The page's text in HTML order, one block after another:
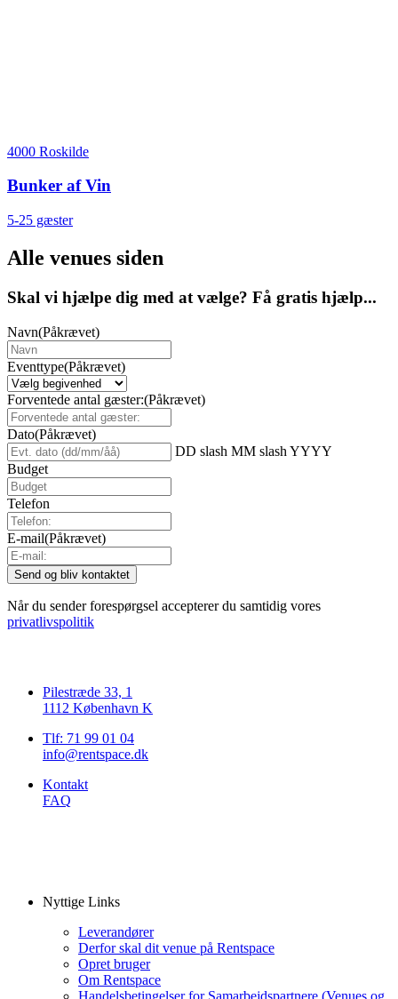
4000 Roskilde
Bunker af Vin
5-25 gæster
Alle venues siden
Skal vi hjælpe dig med at vælge? Få gratis hjælp...
Navn(Påkrævet)
Eventtype(Påkrævet)
Forventede antal gæster:(Påkrævet)
Dato(Påkrævet)
DD slash MM slash YYYY
Budget
Telefon
E-mail(Påkrævet)
Når du sender forespørgsel accepterer du samtidig vores
privatlivspolitik
Pilestræde 33, 1
1112 København K
Tlf: 71 99 01 04
info@rentspace.dk
Kontakt
FAQ
Nyttige Links
Leverandører
Derfor skal dit venue på Rentspace
Opret bruger
Om Rentspace
Handelsbetingelser for Samarbejdspartnere (Venues og